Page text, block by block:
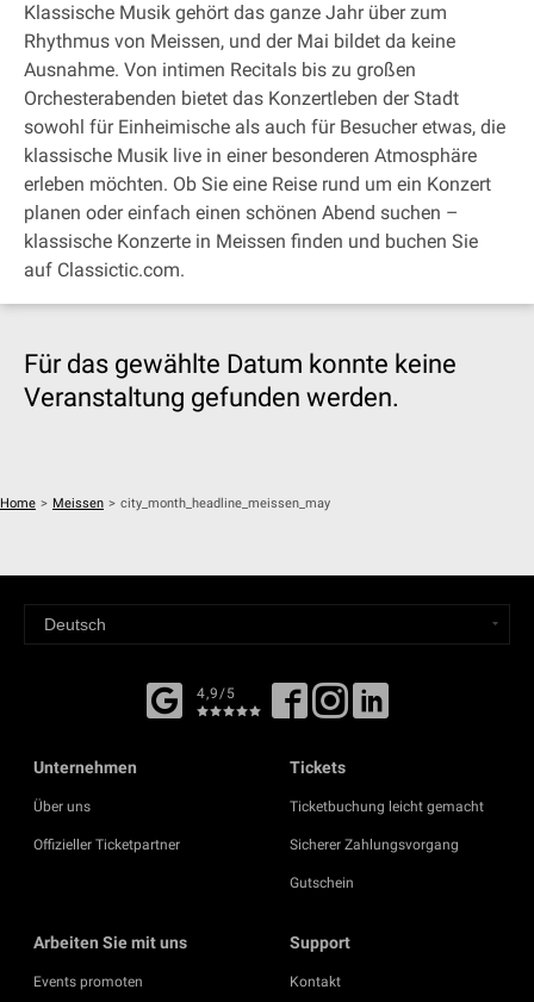
Klassische Musik gehört das ganze Jahr über zum
Rhythmus von Meissen, und der Mai bildet da keine
Ausnahme. Von intimen Recitals bis zu großen
Orchesterabenden bietet das Konzertleben der Stadt
sowohl für Einheimische als auch für Besucher etwas, die
klassische Musik live in einer besonderen Atmosphäre
erleben möchten. Ob Sie eine Reise rund um ein Konzert
planen oder einfach einen schönen Abend suchen –
klassische Konzerte in Meissen finden und buchen Sie
auf Classictic.com.
Für das gewählte Datum konnte keine
Veranstaltung gefunden werden.
Home > Meissen > city_month_headline_meissen_may
4,9/5
Unternehmen
Über uns
Offizieller Ticketpartner
Tickets
Ticketbuchung leicht gemacht
Sicherer Zahlungsvorgang
Gutschein
Arbeiten Sie mit uns
Events promoten
Support
Kontakt